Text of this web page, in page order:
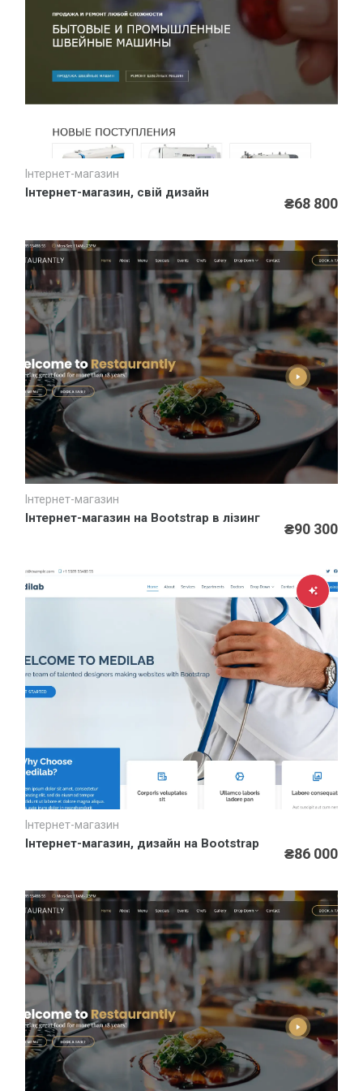
Новини
Додаткові зовнішні ефекти у дизайні сайтів від Інтер-
Біз
Нова послуга компанії Інтер-Біз – франшиза на
Інтернет-магазин
Інтернет-магазин, свій дизайн
₴68 800
Інтернет-магазин
Інтернет-магазин на Bootstrap в лізинг
₴90 300
Інтернет-магазин
Інтернет-магазин, дизайн на Bootstrap
₴86 000